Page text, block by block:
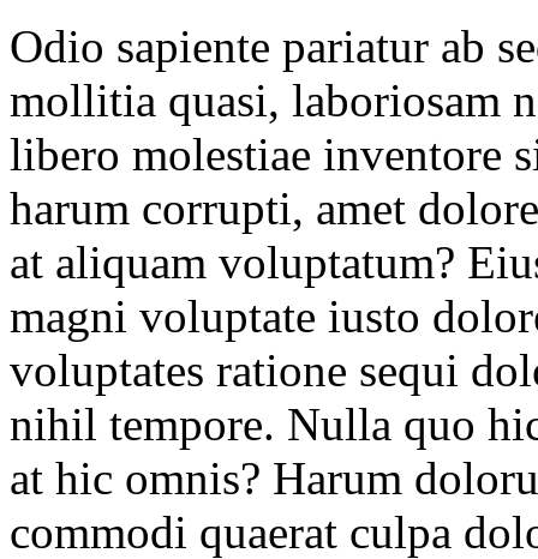
Odio sapiente pariatur ab
mollitia quasi, laboriosam
libero molestiae inventore
harum corrupti, amet
at aliquam voluptatum?
magni voluptate iusto
voluptates ratione sequi
nihil tempore. Nulla quo
at hic omnis? Harum
commodi quaerat culpa